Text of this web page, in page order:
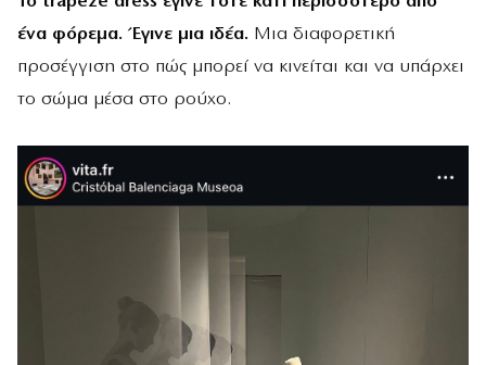
ένα φόρεμα. Έγινε μια ιδέα. Μια διαφορετική
προσέγγιση στο πώς μπορεί να κινείται και να υπάρχει
το σώμα μέσα στο ρούχο.